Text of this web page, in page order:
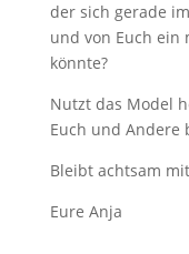
der sich gerade
und von Euch ein
könnte?
Nutzt das Model
Euch und Andere
Bleibt achtsam
Eure Anja